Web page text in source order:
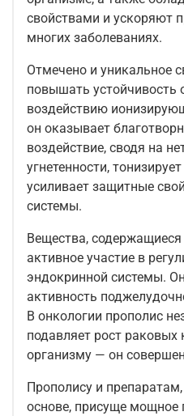
свойствами и ускоряют
многих заболеваниях.
Отмечено и уникальное
повышать устойчивость
воздействию
он оказывает
воздействие, сводя на
угнетенности,
усиливает защитные
системы.
Вещества,
активное участие в
эндокринной системы.
активность
В онкологии прополис
подавляет рост раковых
организму — он
Прополису и
основе, присуще мощное